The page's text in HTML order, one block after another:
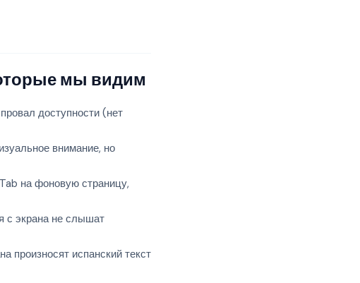
мы видим
доступности (нет
внимание, но
на фоновую страницу,
с экрана не слышат
произносят испанский текст